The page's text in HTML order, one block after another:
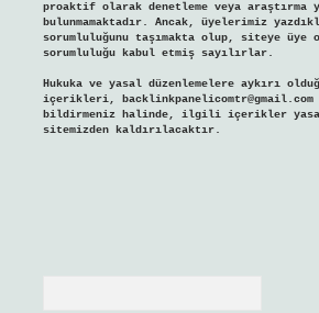
proaktif olarak denetleme veya araştırma
bulunmamaktadır. Ancak, üyelerimiz
sorumluluğunu taşımakta olup, siteye üye
sorumluluğu kabul etmiş sayılırlar.
Hukuka ve yasal düzenlemelere aykırı
içerikleri, backlinkpanelicomtr@gmail.com
bildirmeniz halinde, ilgili içerikler
sitemizden kaldırılacaktır.